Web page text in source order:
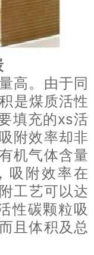
高。由于同
是煤质活性
填充的xs活
附效率却非
机气体含量
吸附效率在
工艺可以达
性碳颗粒吸
且体积及总